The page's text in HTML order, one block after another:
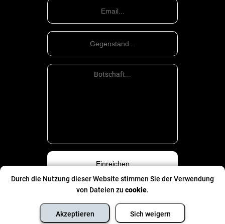
Datenschutzpolitik
©Alle Rechte sind eingeklemmt- 2026
Durch die Nutzung dieser Website stimmen Sie der Verwendung
von Dateien zu cookie.
Akzeptieren Sich weigern